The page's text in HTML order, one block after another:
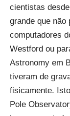
cientistas
grande que não
computadores
Westford ou
Astronomy em
tiveram de
fisicamente.
Pole